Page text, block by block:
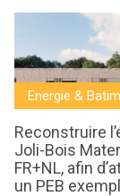
Energie &
Reconstruire
Joli-Bois
FR+NL, afin
un PEB